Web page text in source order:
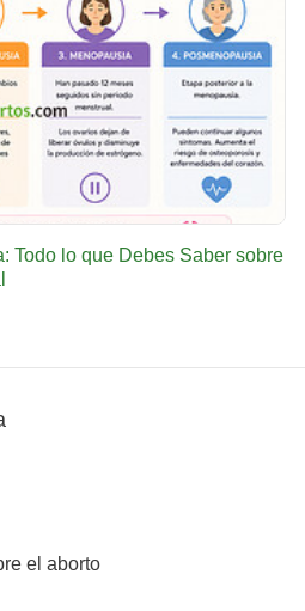
Todo lo que Debes Saber sobre
el aborto